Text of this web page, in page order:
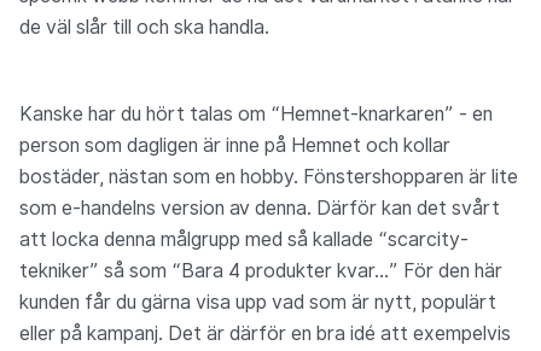
de väl slår till och ska handla.
Kanske har du hört talas om “Hemnet-knarkaren” - en
person som dagligen är inne på Hemnet och kollar
bostäder, nästan som en hobby. Fönstershopparen är lite
som e-handelns version av denna. Därför kan det svårt
att locka denna målgrupp med så kallade “scarcity-
tekniker” så som “Bara 4 produkter kvar...” För den här
kunden får du gärna visa upp vad som är nytt, populärt
eller på kampanj. Det är därför en bra idé att exempelvis